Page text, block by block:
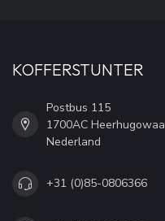
KOFFERSTUNTER
Postbus 115
1700AC
Nederland
+31 (0)85-0806366